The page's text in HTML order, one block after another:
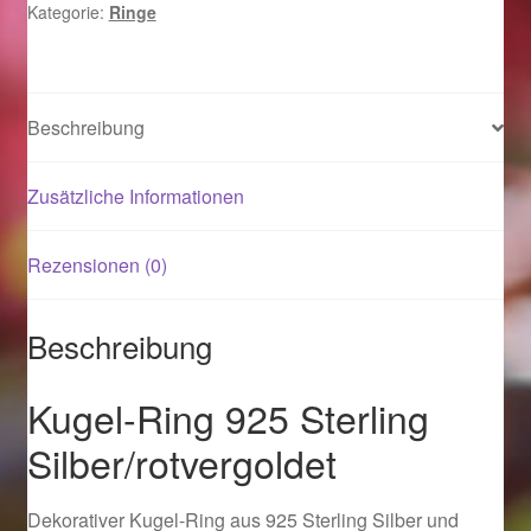
Magisches und Festliches zu Halloween 2022
Mein Konto
Ostergeschenke finden für Ostern 2015
Ostergeschenke finden für Ostern 2016
Ostergeschenke finden für Ostern 2017
Kategorie: Ringe
Beschreibung
Zusätzliche Informationen
Rezensionen (0)
Beschreibung
Kugel-Ring 925 Sterling
Silber/rotvergoldet
Dekorativer Kugel-Ring aus 925 Sterling Silber und